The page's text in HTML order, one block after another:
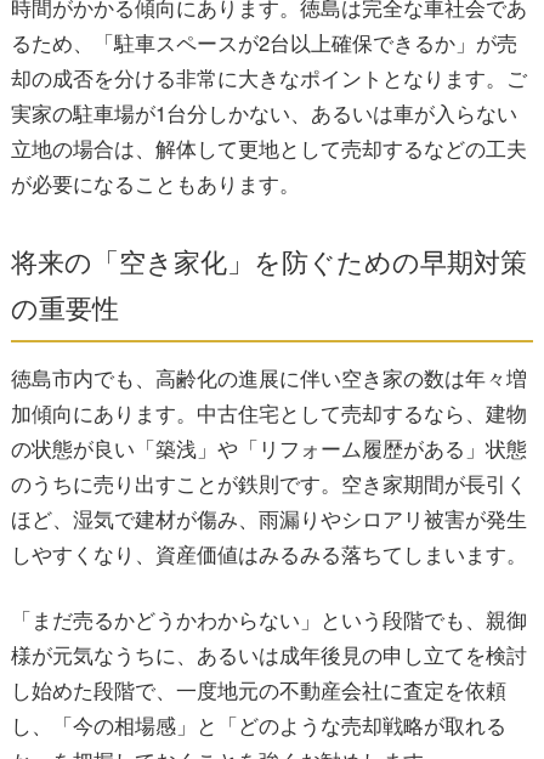
時間がかかる傾向にあります。徳島は完全な車社会であ
るため、「駐車スペースが2台以上確保できるか」が売
却の成否を分ける非常に大きなポイントとなります。ご
実家の駐車場が1台分しかない、あるいは車が入らない
立地の場合は、解体して更地として売却するなどの工夫
が必要になることもあります。
将来の「空き家化」を防ぐための早期対策
の重要性
徳島市内でも、高齢化の進展に伴い空き家の数は年々増
加傾向にあります。中古住宅として売却するなら、建物
の状態が良い「築浅」や「リフォーム履歴がある」状態
のうちに売り出すことが鉄則です。空き家期間が長引く
ほど、湿気で建材が傷み、雨漏りやシロアリ被害が発生
しやすくなり、資産価値はみるみる落ちてしまいます。
「まだ売るかどうかわからない」という段階でも、親御
様が元気なうちに、あるいは成年後見の申し立てを検討
し始めた段階で、一度地元の不動産会社に査定を依頼
し、「今の相場感」と「どのような売却戦略が取れる